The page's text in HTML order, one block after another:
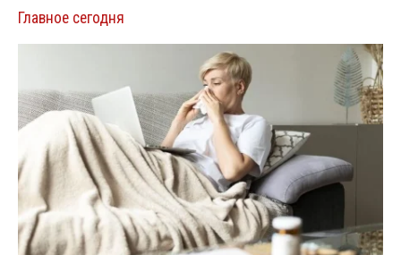
Главное сегодня